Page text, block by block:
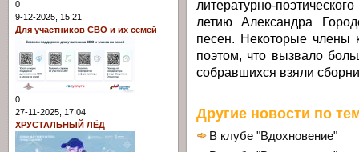
литературно-
летию Александра
песен. Некоторые члены
поэтом, что вызвало
собравшихся взяли
Другие новости по
В клубе "Вдохновение"
0
9-12-2025, 15:21
Для участников СВО и их семей
0
27-11-2025, 17:04
ХРУСТАЛЬНЫЙ ЛЁД